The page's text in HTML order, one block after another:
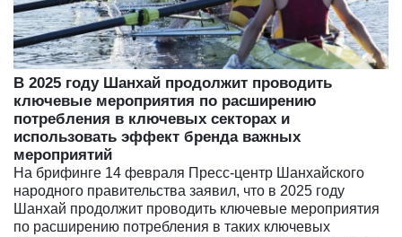
В 2025 году Шанхай продолжит проводить
ключевые мероприятия по расширению
потребления в ключевых секторах и
использовать эффект бренда важных
мероприятий
На брифинге 14 февраля Пресс-центр Шанхайского
народного правительства заявил, что в 2025 году
Шанхай продолжит проводить ключевые мероприятия
по расширению потребления в таких ключевых